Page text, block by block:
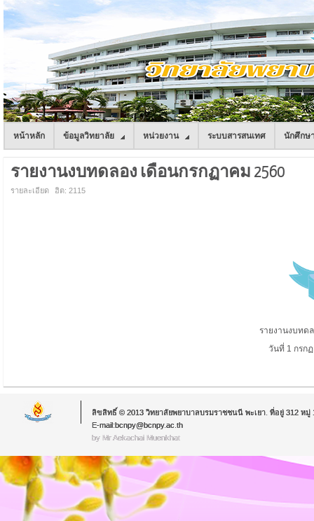
หน้าหลัก ข้อมูลวิทยาลัย หน่วยงาน ระบบสารสนเทศ นักศึกษ
รายงานงบทดลอง เดือนกรกฏาคม 2560
รายละเอียด ฮิต: 2115
รายงานงบทด
วันที่ 1 กรก
ลิขสิทธิ์ © 2013 วิทยาลัยพยาบาลบรมราชชนนี พะเยา. ที่อยู่ 312 หมู่
E-mail:bcnpy@bcnpy.ac.th
by Mr.Aekachai Muenkhat